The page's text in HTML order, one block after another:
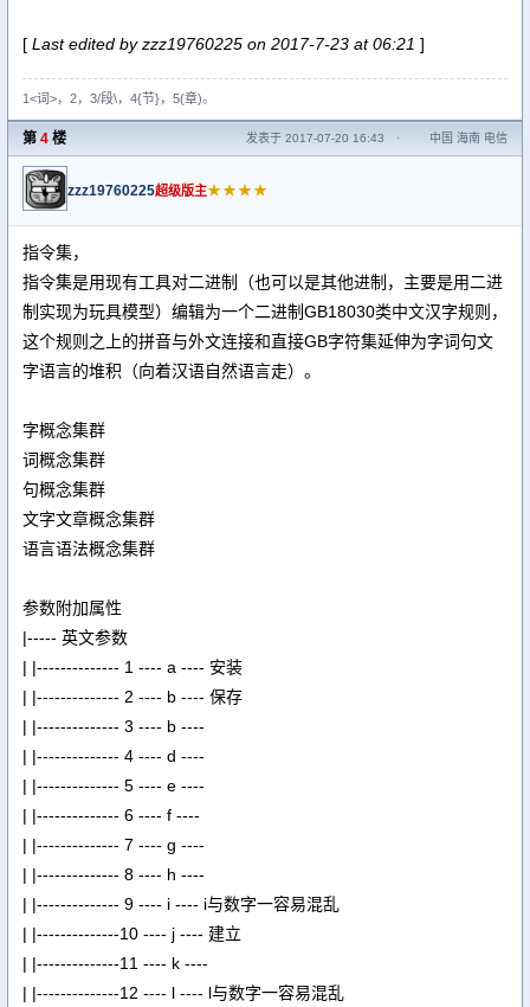
[ Last edited by zzz19760225 on 2017-7-23 at 06:21 ]
1<词>，2，3/段\，4{节}，5(章)。
第 4 楼 发表于 2017-07-20 16:43 · 中国 海南 电信
zzz19760225超级版主★★★★
指令集，
指令集是用现有工具对二进制（也可以是其他进制，主要是用二进
制实现为玩具模型）编辑为一个二进制GB18030类中文汉字规则，
这个规则之上的拼音与外文连接和直接GB字符集延伸为字词句文
字语言的堆积（向着汉语自然语言走）。
字概念集群
词概念集群
句概念集群
文字文章概念集群
语言语法概念集群
参数附加属性
|----- 英文参数
| |-------------- 1 ---- a ---- 安装
| |-------------- 2 ---- b ---- 保存
| |-------------- 3 ---- b ----
| |-------------- 4 ---- d ----
| |-------------- 5 ---- e ----
| |-------------- 6 ---- f ----
| |-------------- 7 ---- g ----
| |-------------- 8 ---- h ----
| |-------------- 9 ---- i ---- i与数字一容易混乱
| |--------------10 ---- j ---- 建立
| |--------------11 ---- k ----
| |--------------12 ---- l ---- l与数字一容易混乱